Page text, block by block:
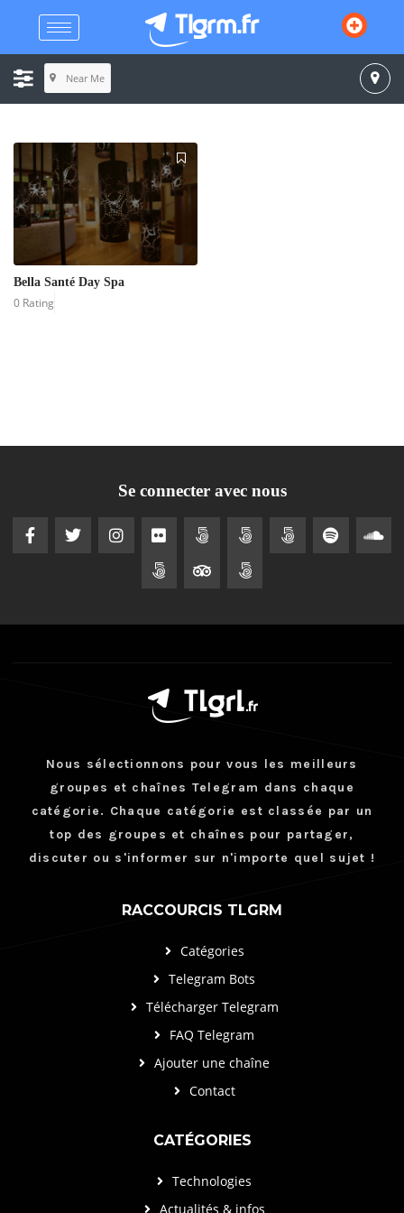
Near Me
Bella Santé Day Spa
0 Rating
Se connecter avec nous
Nous sélectionnons pour vous les meilleurs
groupes et chaînes Telegram dans chaque
catégorie. Chaque catégorie est classée par un
top des groupes et chaînes pour partager,
discuter ou s'informer sur n'importe quel sujet !
RACCOURCIS TLGRM
Catégories
Telegram Bots
Télécharger Telegram
FAQ Telegram
Ajouter une chaîne
Contact
CATÉGORIES
Technologies
Actualités & infos